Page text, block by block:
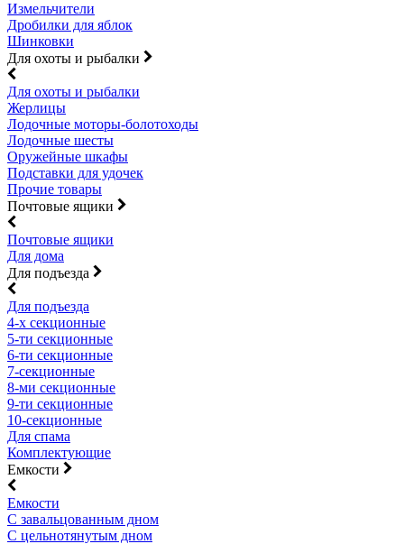
Измельчители
Дробилки для яблок
Шинковки
Для охоты и рыбалки
Для охоты и рыбалки
Жерлицы
Лодочные моторы-болотоходы
Лодочные шесты
Оружейные шкафы
Подставки для удочек
Прочие товары
Почтовые ящики
Почтовые ящики
Для дома
Для подъезда
Для подъезда
4-х секционные
5-ти секционные
6-ти секционные
7-секционные
8-ми секционные
9-ти секционные
10-секционные
Для спама
Комплектующие
Емкости
Емкости
С завальцованным дном
С цельнотянутым дном